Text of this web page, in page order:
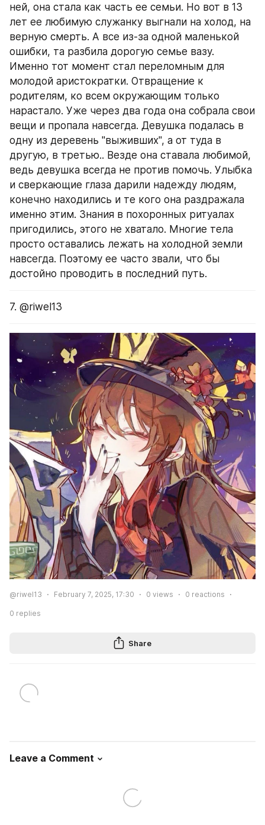
ней, она стала как часть ее семьи. Но вот в 13
лет ее любимую служанку выгнали на холод, на
верную смерть. А все из-за одной маленькой
ошибки, та разбила дорогую семье вазу.
Именно тот момент стал переломным для
молодой аристократки. Отвращение к
родителям, ко всем окружающим только
нарастало. Уже через два года она собрала свои
вещи и пропала навсегда. Девушка подалась в
одну из деревень "выживших", а от туда в
другую, в третью.. Везде она ставала любимой,
ведь девушка всегда не против помочь. Улыбка
и сверкающие глаза дарили надежду людям,
конечно находились и те кого она раздражала
именно этим. Знания в похоронных ритуалах
пригодились, этого не хватало. Многие тела
просто оставались лежать на холодной земли
навсегда. Поэтому ее часто звали, что бы
достойно проводить в последний путь.
7. @riwel13
@riwel13 February 7, 2025, 17:30 0 views 0 reactions
0 replies
Share
Leave a Comment